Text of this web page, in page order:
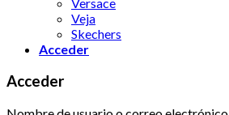
Versace
Veja
Skechers
Acceder
Acceder